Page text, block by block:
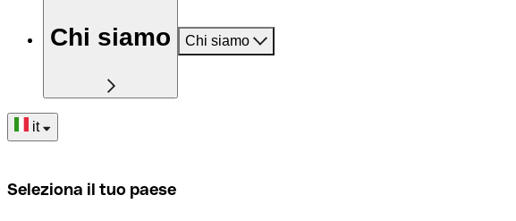
Chi siamo Chi siamo
it
Seleziona il tuo paese